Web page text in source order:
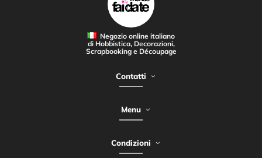
Negozio online italiano
di Hobbistica, Decorazioni,
Scrapbooking e Découpage
Contatti
Menu
Condizioni